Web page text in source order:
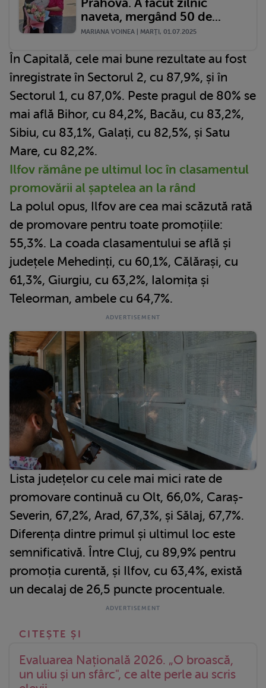
naveta, mergând 50 de...
MARIANA VOINEA | MARŢI, 01.07.2025
În Capitală, cele mai bune rezultate au fost
înregistrate în Sectorul 2, cu 87,9%, și în
Sectorul 1, cu 87,0%. Peste pragul de 80% se
mai află Bihor, cu 84,2%, Bacău, cu 83,2%,
Sibiu, cu 83,1%, Galați, cu 82,5%, și Satu
Mare, cu 82,2%.
Ilfov rămâne pe ultimul loc în clasamentul
promovării al șaptelea an la rând
La polul opus, Ilfov are cea mai scăzută rată
de promovare pentru toate promoțiile:
55,3%. La coada clasamentului se află și
județele Mehedinți, cu 60,1%, Călărași, cu
61,3%, Giurgiu, cu 63,2%, Ialomița și
Teleorman, ambele cu 64,7%.
Lista județelor cu cele mai mici rate de
promovare continuă cu Olt, 66,0%, Caraș-
Severin, 67,2%, Arad, 67,3%, și Sălaj, 67,7%.
Diferența dintre primul și ultimul loc este
semnificativă. Între Cluj, cu 89,9% pentru
promoția curentă, și Ilfov, cu 63,4%, există
un decalaj de 26,5 puncte procentuale.
Evaluarea Națională 2026. „O broască,
un uliu și un sfârc", ce alte perle au scris